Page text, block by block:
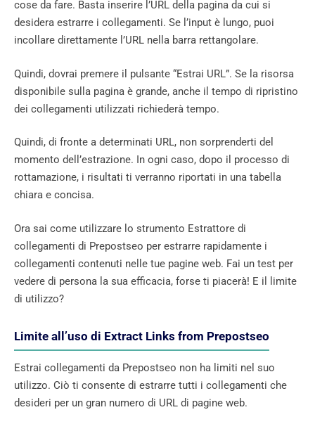
cose da fare. Basta inserire l’URL della pagina da cui si
desidera estrarre i collegamenti. Se l’input è lungo, puoi
incollare direttamente l’URL nella barra rettangolare.
Quindi, dovrai premere il pulsante “Estrai URL”. Se la risorsa
disponibile sulla pagina è grande, anche il tempo di ripristino
dei collegamenti utilizzati richiederà tempo.
Quindi, di fronte a determinati URL, non sorprenderti del
momento dell’estrazione. In ogni caso, dopo il processo di
rottamazione, i risultati ti verranno riportati in una tabella
chiara e concisa.
Ora sai come utilizzare lo strumento Estrattore di
collegamenti di Prepostseo per estrarre rapidamente i
collegamenti contenuti nelle tue pagine web. Fai un test per
vedere di persona la sua efficacia, forse ti piacerà! E il limite
di utilizzo?
Limite all’uso di Extract Links from Prepostseo
Estrai collegamenti da Prepostseo non ha limiti nel suo
utilizzo. Ciò ti consente di estrarre tutti i collegamenti che
desideri per un gran numero di URL di pagine web.